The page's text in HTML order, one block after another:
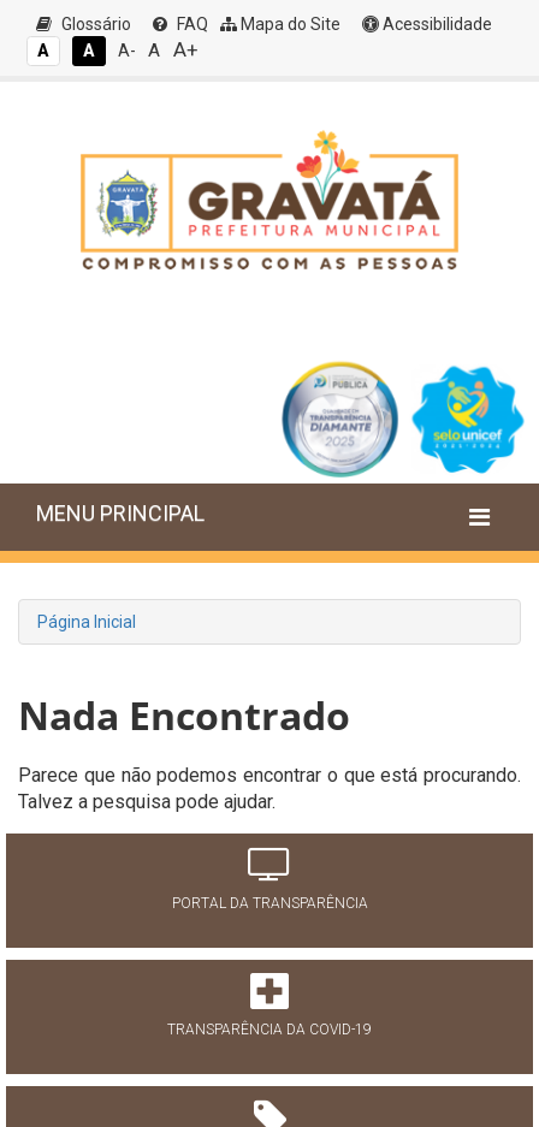
Glossário FAQ Mapa do Site
Acessibilidade
A
A A- A A+
MENU PRINCIPAL
Página Inicial
Nada Encontrado
Parece que não podemos encontrar o que está procurando.
Talvez a pesquisa pode ajudar.
PORTAL DA TRANSPARÊNCIA
TRANSPARÊNCIA DA COVID-19